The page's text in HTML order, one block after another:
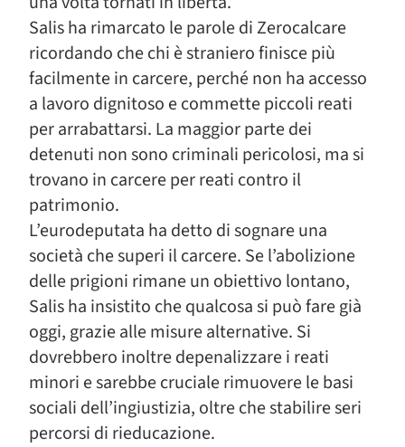
Salis ha rimarcato le parole di Zerocalcare
ricordando che chi è straniero finisce più
facilmente in carcere, perché non ha accesso
a lavoro dignitoso e commette piccoli reati
per arrabattarsi. La maggior parte dei
detenuti non sono criminali pericolosi, ma si
trovano in carcere per reati contro il
patrimonio.
L’eurodeputata ha detto di sognare una
società che superi il carcere. Se l’abolizione
delle prigioni rimane un obiettivo lontano,
Salis ha insistito che qualcosa si può fare già
oggi, grazie alle misure alternative. Si
dovrebbero inoltre depenalizzare i reati
minori e sarebbe cruciale rimuovere le basi
sociali dell’ingiustizia, oltre che stabilire seri
percorsi di rieducazione.